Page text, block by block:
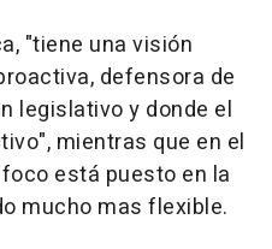
"tiene una visión
defensora de
legislativo y donde el
mientras que en el
está puesto en la
mucho mas flexible.